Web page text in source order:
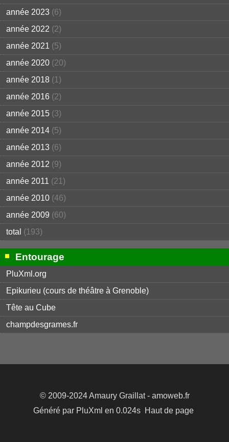
année 2023 (6)
année 2022 (2)
année 2021 (5)
année 2020 (20)
année 2018 (1)
année 2016 (2)
année 2015 (3)
année 2014 (5)
année 2013 (6)
année 2012 (9)
année 2011 (21)
année 2010 (46)
année 2009 (60)
total (193)
Entourage
PluXml.org
Epikurieu (cours de théâtre à Grenoble)
Tête au Cube
champdesgrames.fr
© 2009-2024Amaury Graillat- amoweb.fr
Généré par PluXml en 0.024s Haut de page